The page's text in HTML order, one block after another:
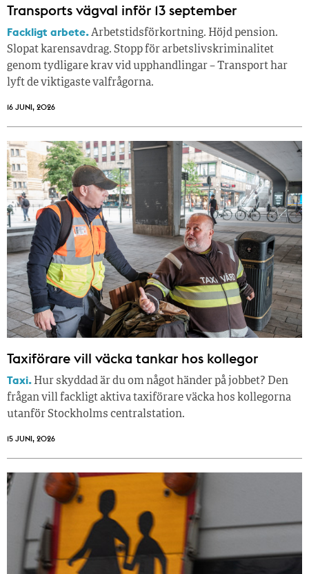
Transports vägval inför 13 september
Fackligt arbete.Arbetstidsförkortning. Höjd pension.
Slopat karensavdrag. Stopp för arbetslivskriminalitet
genom tydligare krav vid upphandlingar – Transport har
lyft de viktigaste valfrågorna.
16 JUNI, 2026
Taxiförare vill väcka tankar hos kollegor
Taxi. Hur skyddad är du om något händer på jobbet? Den
frågan vill fackligt aktiva taxiförare väcka hos kollegorna
utanför Stockholms centralstation.
15 JUNI, 2026